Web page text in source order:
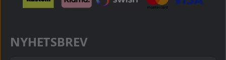
NYHETSBREV